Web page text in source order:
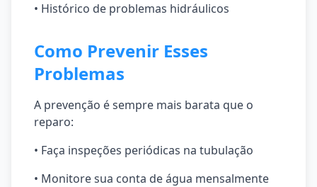
• Histórico de problemas hidráulicos
Como Prevenir Esses
Problemas
A prevenção é sempre mais barata que o
reparo:
• Faça inspeções periódicas na tubulação
• Monitore sua conta de água mensalmente